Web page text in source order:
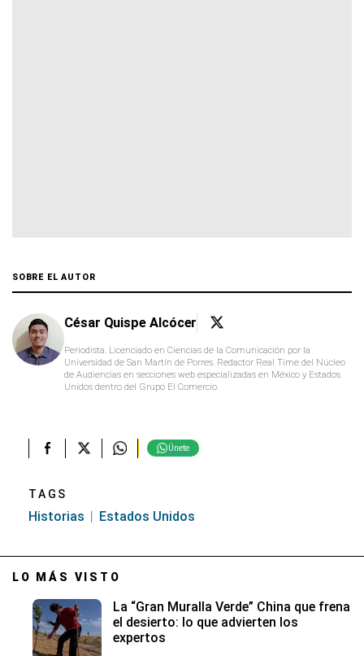
SOBRE EL AUTOR
César Quispe Alcócer
Periodista. Licenciado en Ciencias de la Comunicación por la
Universidad de San Martín de Porres. Redactor Real Time del Núcleo
de Audiencias en secciones web especializadas en México y Estados
Unidos dentro del Grupo El Comercio.
Únete
TAGS
Historias Estados Unidos
LO MÁS VISTO
La “Gran Muralla Verde” China que frena
el desierto: lo que advierten los
expertos